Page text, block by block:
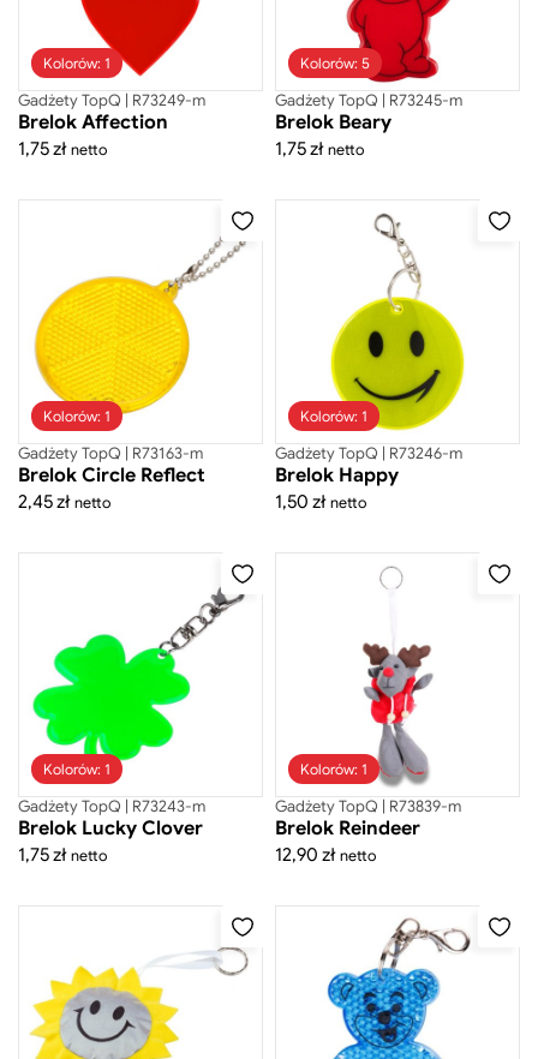
Akcesoria do telefonów
Akcesoria osobiste
Branżowe
Breloki
Dla dzieci
Fit gadżety
Gadżety biurowe
Gadżety CSR
Gadżety do pracy zdalnej
Gadżety sportowe
Kosmetyczki
Maskotki
Naczynia do napojów
Piśmiennicze
Plecaki
Pudełka na prezenty
Torby i plecaki na laptopa
Torby na zakupy
Kolorów: 1
Gadżety TopQ | R73249-m
Brelok Affection
1,75złnetto
Kolorów: 5
Gadżety TopQ | R73245-m
Brelok Beary
1,75złnetto
Kolorów: 1
Gadżety TopQ | R73163-m
Brelok Circle Reflect
2,45złnetto
Kolorów: 1
Gadżety TopQ | R73246-m
Brelok Happy
1,50 złnetto
Kolorów: 1
Gadżety TopQ | R73243-m
Brelok Lucky Clover
1,75złnetto
Kolorów: 1
Gadżety TopQ | R73839-m
Brelok Reindeer
12,90 złnetto